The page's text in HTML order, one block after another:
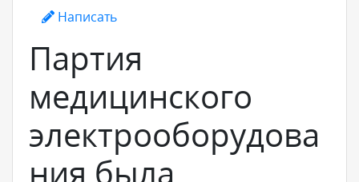
Написать
Партия
медицинского
электрооборудова
ния была